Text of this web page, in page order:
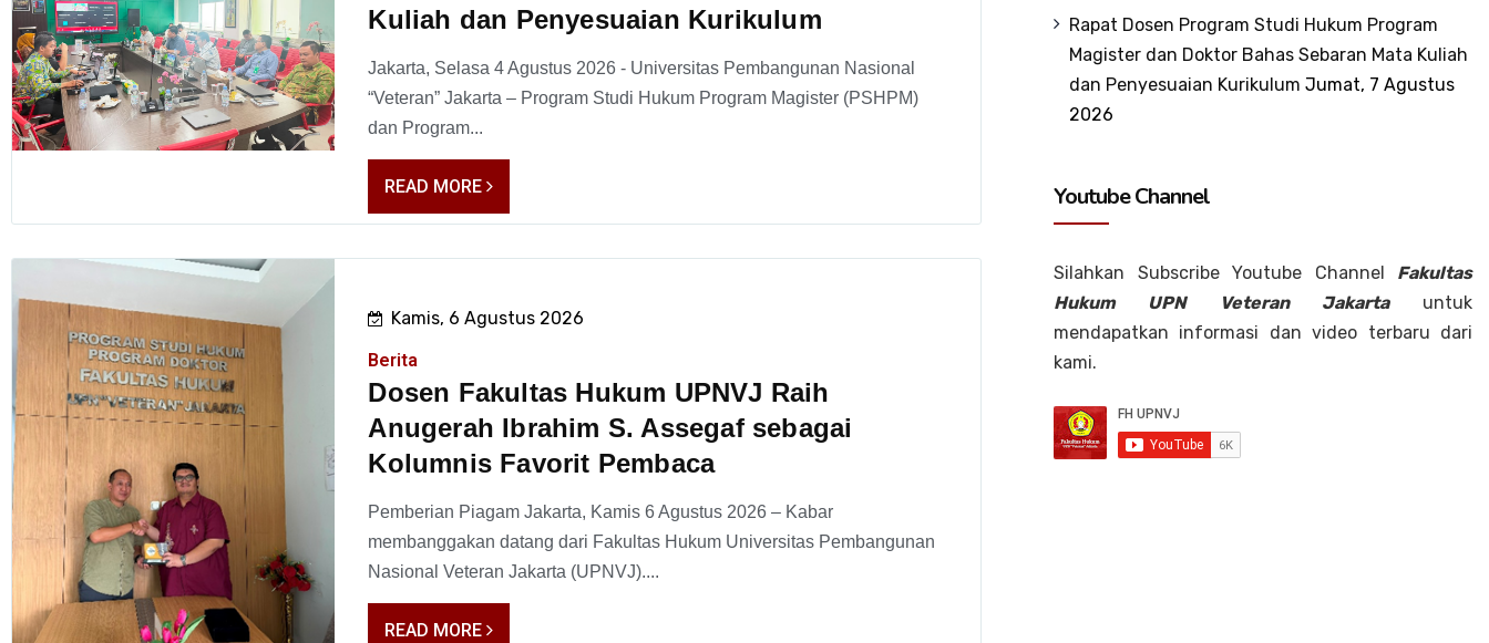
Kuliah dan Penyesuaian Kurikulum
Jakarta, Selasa 4 Agustus 2026 - Universitas Pembangunan Nasional
“Veteran” Jakarta – Program Studi Hukum Program Magister (PSHPM)
dan Program...
READ MORE
Kamis, 6 Agustus 2026
Berita
Dosen Fakultas Hukum UPNVJ Raih
Anugerah Ibrahim S. Assegaf sebagai
Kolumnis Favorit Pembaca
Pemberian Piagam Jakarta, Kamis 6 Agustus 2026 – Kabar
membanggakan datang dari Fakultas Hukum Universitas Pembangunan
Nasional Veteran Jakarta (UPNVJ)....
READ MORE
Rapat Dosen Program Studi Hukum Program
Magister dan Doktor Bahas Sebaran Mata Kuliah
dan Penyesuaian Kurikulum Jumat, 7 Agustus
2026
Youtube Channel
Silahkan Subscribe Youtube Channel Fakultas
Hukum UPN Veteran Jakartauntuk
mendapatkan informasi dan video terbaru dari
kami.